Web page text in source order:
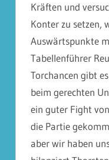
Kräften und
Konter zu setzen,
Auswärtspunkte
Tabellenführer
Torchancen gibt
beim gerechten
ein guter Fight
die Partie
aber wir haben